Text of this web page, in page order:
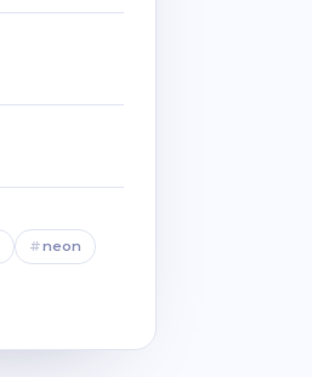
#neon